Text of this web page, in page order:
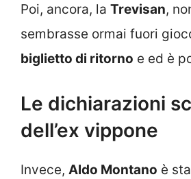
Poi, ancora, la Trevisan,
sembrasse ormai fuori
biglietto di ritorno e ed è
Le dichiarazioni
dell’ex vippone
Invece, Aldo Montano è